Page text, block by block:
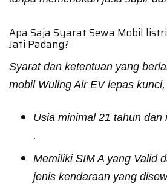
Apa Saja Syarat Sewa Mobil
Jati Padang?
Syarat dan ketentuan yang
mobil Wuling Air EV lepas
Usia minimal 21 tahun dan
.
Memiliki SIM A yang Valid
jenis kendaraan yang